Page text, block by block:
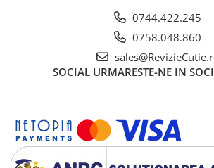
0744.422.245
0758.048.860
SOCIAL URMARESTE-NE IN